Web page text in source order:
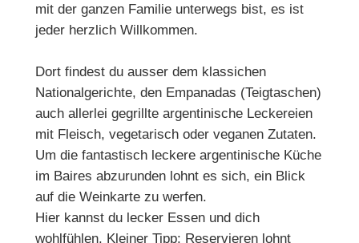
mit der ganzen Familie unterwegs bist, es ist
jeder herzlich Willkommen.
Dort findest du ausser dem klassichen
Nationalgerichte, den Empanadas (Teigtaschen)
auch allerlei gegrillte argentinische Leckereien
mit Fleisch, vegetarisch oder veganen Zutaten.
Um die fantastisch leckere argentinische Küche
im Baires abzurunden lohnt es sich, ein Blick
auf die Weinkarte zu werfen.
Hier kannst du lecker Essen und dich
wohlfühlen. Kleiner Tipp: Reservieren lohnt